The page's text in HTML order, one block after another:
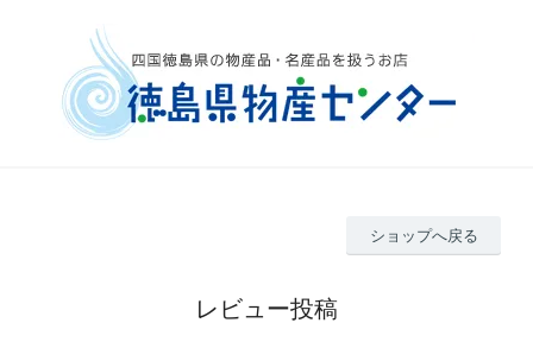
ショップへ戻る
レビュー投稿